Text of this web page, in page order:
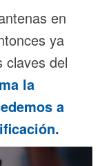
en
ya
claves del
la
a